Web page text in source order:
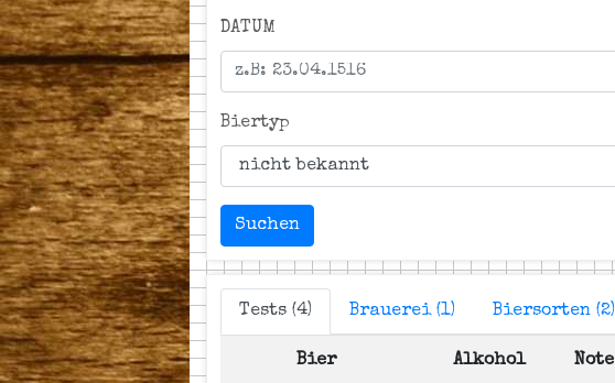
DATUM
Biertyp
Suchen
Tests (4) Brauerei (1) Biersorten (2)
Bier Alkohol Note